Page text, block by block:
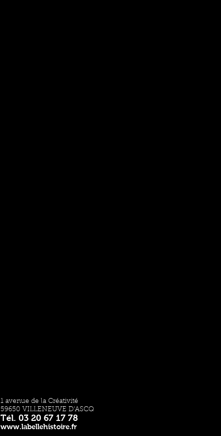
1 avenue de la Créativité
59650 VILLENEUVE D'ASCQ
Tél. 03 20 67 17 78
www.labellehistoire.fr